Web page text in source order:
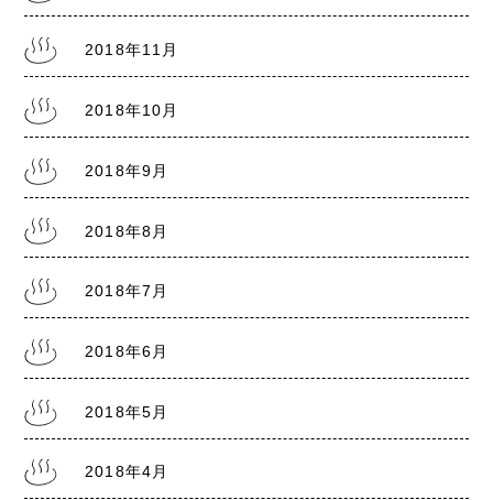
2018年11月
2018年10月
2018年9月
2018年8月
2018年7月
2018年6月
2018年5月
2018年4月